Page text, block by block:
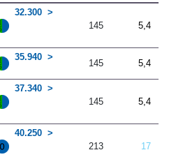
32.300
145
5,4
35.940
145 5,4
37.340
145
5,4
40.250
213
17